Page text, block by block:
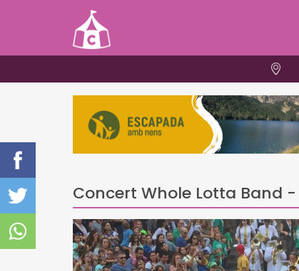
Concert Whole Lotta Band